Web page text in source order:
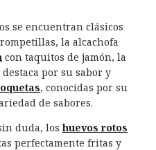
se encuentran clásicos
la alcachofa
con taquitos de jamón, la
destaca por su sabor y
, conocidas por su
de sabores.
duda, loshuevos rotos
perfectamente fritas y